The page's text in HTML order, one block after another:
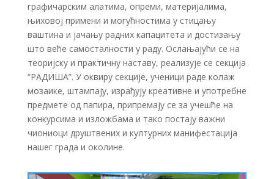
графичарским алатима, опреми, материјалима,
њиховој примени и могућностима у стицању
ваштина и јачању радних капацитета и достизању
што веће самосталности у раду. Ослањајући се на
теоријску и практичну наставу, реализује се секција
“РАДИША”. У оквиру секције, ученици раде колаж
мозаике, штампају, израђују креативне и употребне
предмете од папира, припремају се за учешће на
конкурсима и изложбама и тако постају важни
чиониоци друштвених и културних манифестација
нашег града и околине.